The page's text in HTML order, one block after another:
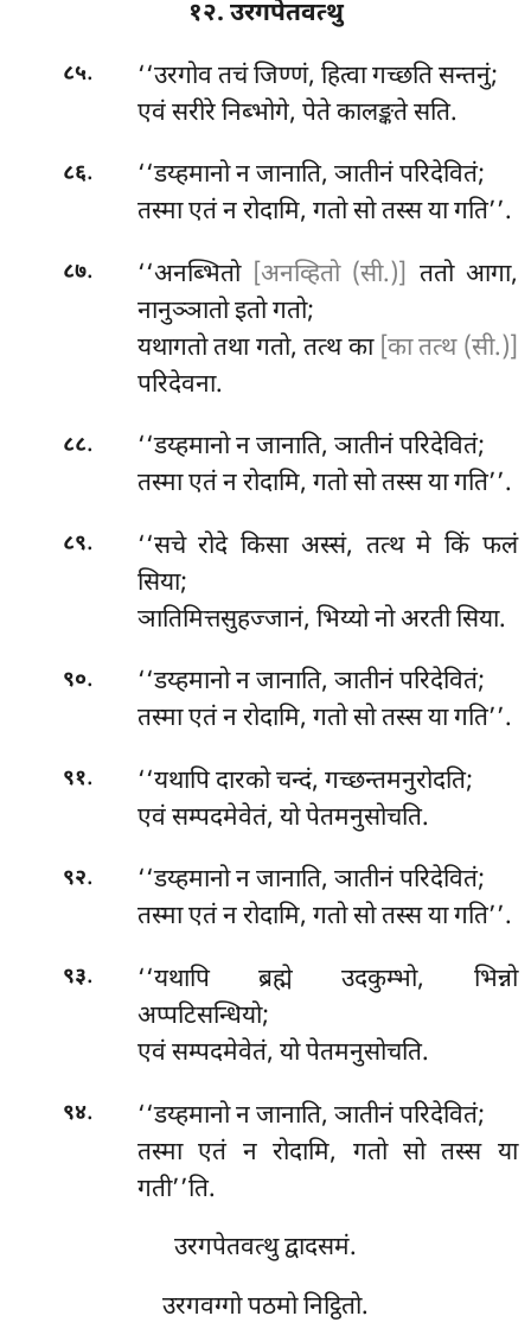
१२. उरगपेतवत्थु
८५. ‘‘उरगोवतचं जिण्णं, हित्वा गच्छति सन्तनुं;
एवं सरीरे निब्भोगे, पेते कालङ्कते सति.
८६.
‘‘डय्हमानो न जानाति, ञातीनं परिदेवितं;
तस्मा एतं न रोदामि, गतो सो तस्स या गति’’.
८७. ‘‘अनब्भितो [अनव्हितो (सी.)] ततो आगा,
नानुञ्ञातो इतो गतो;
यथागतो तथा गतो, तत्थ का [का तत्थ (सी.)]
परिदेवना.
८८. ‘‘डय्हमानोन जानाति, ञातीनं परिदेवितं;
तस्मा एतं न रोदामि, गतो सो तस्स या गति’’.
८९.
‘‘सचे रोदे किसा अस्सं, तत्थ मे किं फलं
सिया;
ञातिमित्तसुहज्जानं, भिय्यो नो अरती सिया.
९०.
‘‘डय्हमानो न जानाति, ञातीनं परिदेवितं;
तस्मा एतं न रोदामि, गतो सो तस्स या गति’’.
९१.
‘‘यथापि दारको चन्दं, गच्छन्तमनुरोदति;
एवं सम्पदमेवेतं, यो पेतमनुसोचति.
९२.
‘‘डय्हमानो न जानाति, ञातीनं परिदेवितं;
तस्मा एतं न रोदामि, गतो सो तस्स या गति’’.
९३.
‘‘यथापि ब्रह्मे उदकुम्भो, भिन्नो
अप्पटिसन्धियो;
एवं सम्पदमेवेतं, यो पेतमनुसोचति.
९४.
‘‘डय्हमानो न जानाति, ञातीनं परिदेवितं;
तस्माएतं न रोदामि, गतो सो तस्स या
गती’’ति.
उरगपेतवत्थु द्वादसमं.
उरगवग्गो पठमो निट्ठितो.